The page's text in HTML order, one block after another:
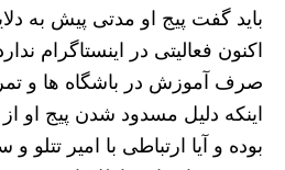
باید گفت پیج او مدتی پیش به
اکنون فعالیتی در اینستاگرام
صرف آموزش در باشگاه ها و
اینکه دلیل مسدود شدن پیج او
بوده و آیا ارتباطی با امیر